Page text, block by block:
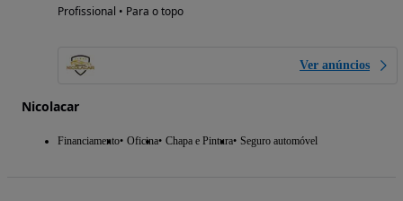
Profissional • Para o topo
Ver anúncios
Nicolacar
Financiamento Oficina Chapa e Pintura Seguro automóvel